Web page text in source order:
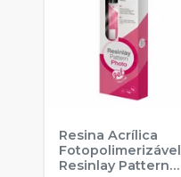
Resina Acrílica
Fotopolimerizável
Resinlay Pattern